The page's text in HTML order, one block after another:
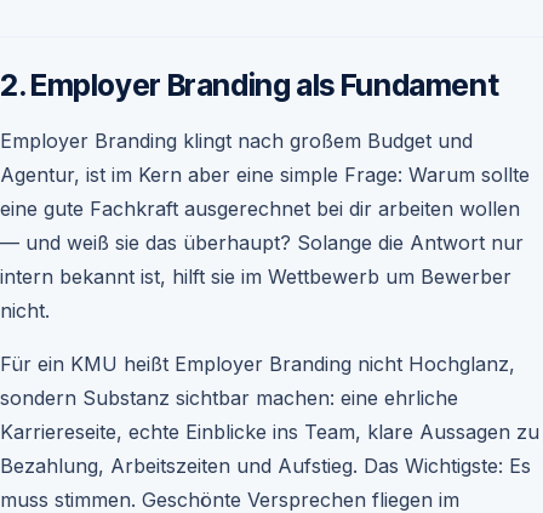
2. Employer Branding als Fundament
Employer Branding klingt nach großem Budget und
Agentur, ist im Kern aber eine simple Frage: Warum sollte
eine gute Fachkraft ausgerechnet bei dir arbeiten wollen
— und weiß sie das überhaupt? Solange die Antwort nur
intern bekannt ist, hilft sie im Wettbewerb um Bewerber
nicht.
Für ein KMU heißt Employer Branding nicht Hochglanz,
sondern Substanz sichtbar machen: eine ehrliche
Karriereseite, echte Einblicke ins Team, klare Aussagen zu
Bezahlung, Arbeitszeiten und Aufstieg. Das Wichtigste: Es
muss stimmen. Geschönte Versprechen fliegen im